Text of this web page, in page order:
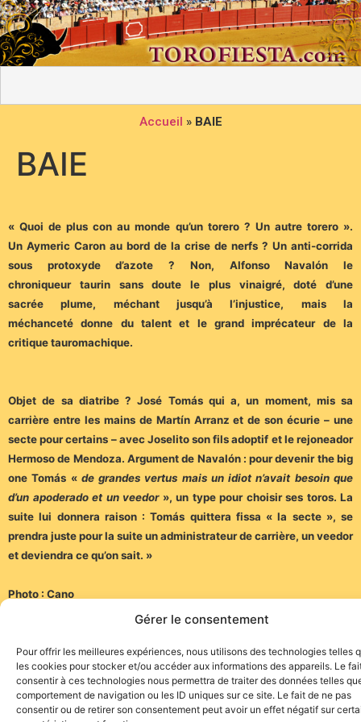
Gérer le consentement
Pour offrir les meilleures expériences, nous utilisons des technologies telles
les cookies pour stocker et/ou accéder aux informations des appareils. Le
consentir à ces technologies nous permettra de traiter des données telles
comportement de navigation ou les ID uniques sur ce site. Le fait de ne pas
consentir ou de retirer son consentement peut avoir un effet négatif sur
Accueil » BAIE
BAIE
« Quoi de plus con au monde qu’un torero ? Un autre torero ».
Un Aymeric Caron au bord de la crise de nerfs ? Un anti-corrida
sous protoxyde d’azote ? Non, Alfonso Navalón le
chroniqueur taurin sans doute le plus vinaigré, doté d’une
sacréeplume, méchant jusqu’à l’injustice, mais la
méchancetédonne du talent et le grand imprécateur de la
critiquetauromachique.
Objet de sa diatribe ? José Tomás qui a, un moment, mis sa
carrière entre les mains de Martín Arranz et deson écurie – une
secte pour certains – avec Joselito sonfils adoptif et le rejoneador
Hermoso de Mendoza. Argument de Navalón : pour devenir the big
one Tomás « de grandes vertus mais un idiot n’avait besoin que
d’un apoderado et un veedor», un type pour choisir ses toros. La
suite lui donnera raison :Tomás quittera fissa « la secte », se
prendra juste pour la suite un administrateur de carrière, un veedor
et deviendra ce qu’on sait. »
Photo : Cano
jacques-durand